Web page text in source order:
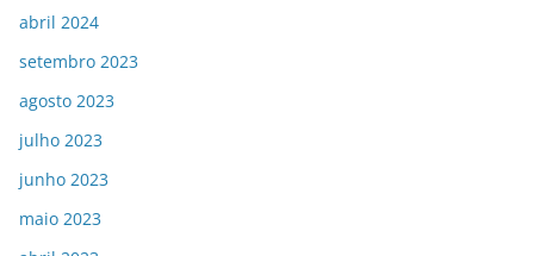
abril 2024
setembro 2023
agosto 2023
julho 2023
junho 2023
maio 2023